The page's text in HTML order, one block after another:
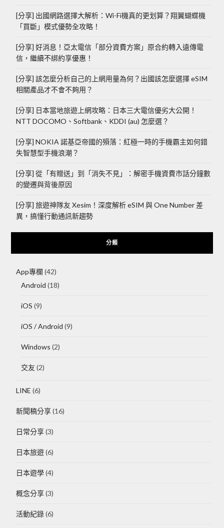
[分享] 出國網路選擇大解析：Wi-Fi機真的更划算？翔翼蝴蝶機
「買斷」模式優勢全攻略！
[分享] 好消息！亞太電信「部分資費方案」原合約轉入遠傳電
信，繼續不綁約享優惠！
[分享] 該怎麼分析自己的上網用量為何？出國該怎麼選擇 eSIM
相關產品才不會不夠用？
[分享] 日本當地旅遊上網攻略：日本三大電信優劣大公開！
NTT DOCOMO、Softbank、KDDI (au) 怎麼選？
[分享] NOKIA 諾基亞帝國的殞落：紅極一時的手機霸主如何錯
失智慧型手機浪潮？
[分享] 從「有贈送」到「消失不見」：解密手機資費市話分鐘數
的變遷與背後原因
[分享] 旅遊神隊友 Xesim！深度解析 eSIM 與 One Number 差
異，搞懂行動通訊新趨勢
分類
App專欄 (42)
Android (18)
iOS (9)
iOS / Android (9)
Windows (2)
交友 (2)
LINE (6)
新聞稿分享(16)
日常分享(3)
日本旅遊(6)
日本遊學(4)
概念分享(3)
活動紀錄(6)